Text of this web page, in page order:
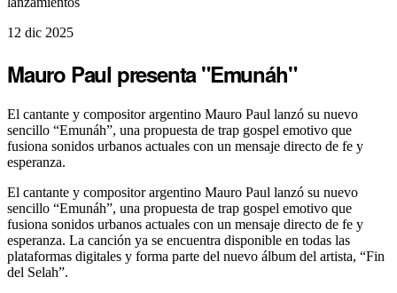
12 dic 2025
Mauro Paul presenta "Emunáh"
El cantante y compositor argentino Mauro Paul lanzó su nuevo
sencillo “Emunáh”, una propuesta de trap gospel emotivo que
fusiona sonidos urbanos actuales con un mensaje directo de fe y
esperanza.
El cantante y compositor argentino Mauro Paul lanzó su nuevo
sencillo “Emunáh”, una propuesta de trap gospel emotivo que
fusiona sonidos urbanos actuales con un mensaje directo de fe y
esperanza. La canción ya se encuentra disponible en todas las
plataformas digitales y forma parte del nuevo álbum del artista, “Fin
del Selah”.